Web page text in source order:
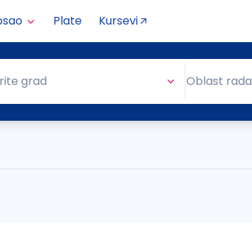
Plate Kursevi
grad Oblast rada